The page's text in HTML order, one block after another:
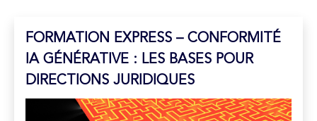
FORMATION EXPRESS – CONFORMITÉ
IA GÉNÉRATIVE : LES BASES POUR
DIRECTIONS JURIDIQUES